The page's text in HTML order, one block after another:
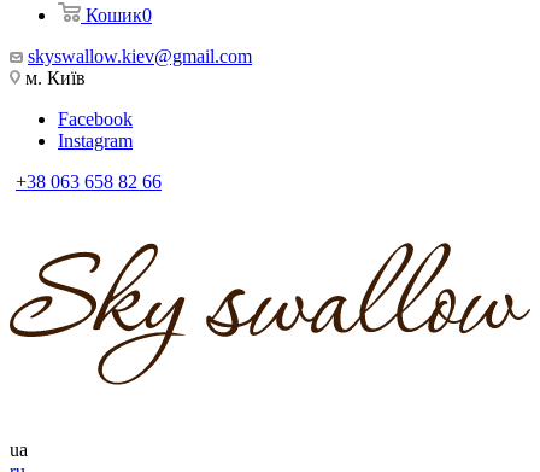
Кошик0
skyswallow.kiev@gmail.com
м. Київ
Facebook
Instagram
+38 063 658 82 66
ua